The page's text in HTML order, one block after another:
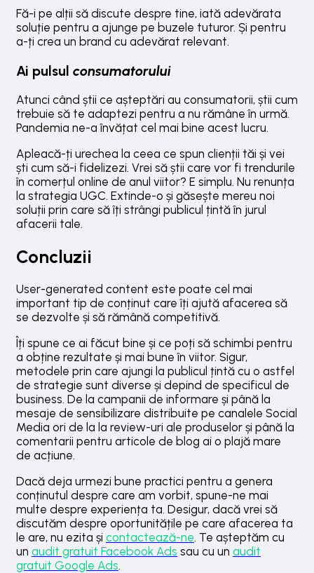
Fă-i pe alții să discute despre tine, iată adevărata
soluție pentru a ajunge pe buzele tuturor. Și pentru
a-ți crea un brand cu adevărat relevant.
Ai pulsul consumatorului
Atunci când știi ce așteptări au consumatorii, știi cum
trebuie să te adaptezi pentru a nu rămâne în urmă.
Pandemia ne-a învățat cel mai bine acest lucru.
Apleacă-ți urechea la ceea ce spun clienții tăi și vei
ști cum să-i fidelizezi. Vrei să știi care vor fi trendurile
în comerțul online de anul viitor? E simplu. Nu renunța
la strategia UGC. Extinde-o și găsește mereu noi
soluții prin care să îți strângi publicul țintă în jurul
afacerii tale.
Concluzii
User-generated content este poate cel mai
important tip de conținut care îți ajută afacerea să
se dezvolte și să rămână competitivă.
Îți spune ce ai făcut bine și ce poți să schimbi pentru
a obține rezultate și mai bune în viitor. Sigur,
metodele prin care ajungi la publicul țintă cu o astfel
de strategie sunt diverse și depind de specificul de
business. De la campanii de informare și până la
mesaje de sensibilizare distribuite pe canalele Social
Media ori de la la review-uri ale produselor și până la
comentarii pentru articole de blog ai o plajă mare
de acțiune.
Dacă deja urmezi bune practici pentru a genera
conținutul despre care am vorbit, spune-ne mai
multe despre experiența ta. Desigur, dacă vrei să
discutăm despre oportunitățile pe care afacerea ta
le are, nu ezita și contactează-ne. Te așteptăm cu
un audit gratuit Facebook Ads sau cu un audit
gratuit Google Ads.